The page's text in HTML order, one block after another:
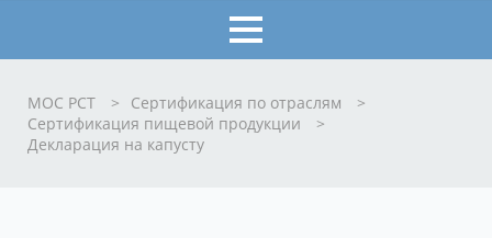
МОС РСТ > Сертификация по отраслям
>
Сертификация пищевой продукции
>
Декларация на капусту